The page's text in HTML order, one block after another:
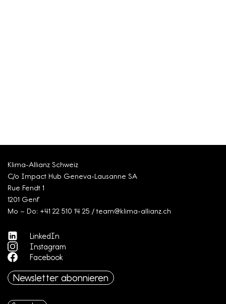
Klima-Allianz Schweiz
C/o Impact Hub Geneva-Lausanne SA
Rue Fendt 1
1201 Genf
Mo – Do: +41 22 510 14 25 / team@klima-allianz.ch
LinkedIn
Instagram
Facebook
Newsletter abonnieren